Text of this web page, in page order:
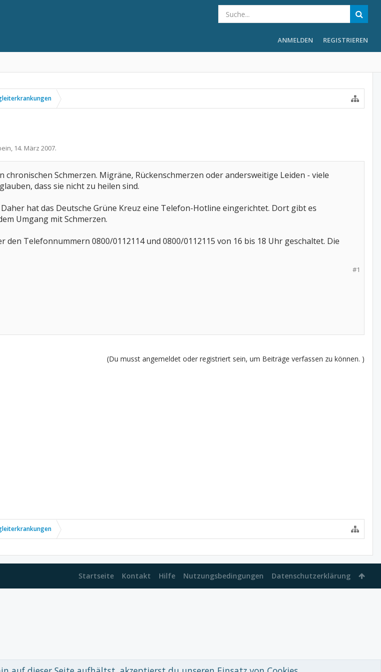
ANMELDEN REGISTRIEREN
, 14. März 2007.
Schmerzen. Migräne, Rückenschmerzen oder andersweitige Leiden - viele
dass sie nicht zu heilen sind.
hat das Deutsche Grüne Kreuz eine Telefon-Hotline eingerichtet. Dort gibt es
Umgang mit Schmerzen.
Telefonnummern 0800/0112114 und 0800/0112115 von 16 bis 18 Uhr geschaltet. Die
#1
(Du musst angemeldet oder registriert sein, um Beiträge verfassen zu können. )
Startseite Kontakt Hilfe Nutzungsbedingungen Datenschutzerklärung